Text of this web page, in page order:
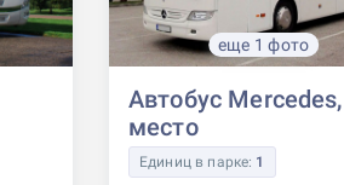
еще 1 фото
Автобус
место
Единиц в парке: 1